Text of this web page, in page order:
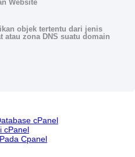
Website
objek tertentu dari jenis
atau zona DNS suatu domain
cPanel
cPanel
Cpanel